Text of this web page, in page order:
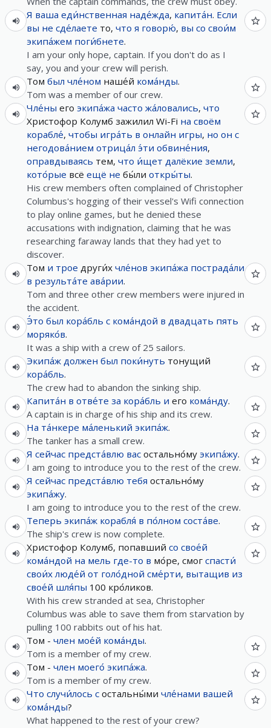
Я ваша еди́нственная наде́жда, капита́н. Если
вы не сде́лаете то, что я говорю́, вы со свои́м
экипа́жем поги́бнете.
I am your only hope, captain. If you don't do as I
say, you and your crew will perish.
Том был чле́ном наше́й кома́нды.
Tom was a member of our crew.
Чле́ны его экипа́жа часто жа́ловались, что
Христофор Колумб зажилил Wi-Fi на своём
корабле́, чтобы игра́ть в онлайн игры, но он с
негодова́нием отрица́л э́ти обвине́ния,
оправдываясь тем, что и́щет далёкие земли,
кото́рые всё ещё не бы́ли откры́ты.
His crew members often complained of Christopher
Columbus's hogging of their vessel's Wifi connection
to play online games, but he denied these
accusations with indignation, claiming that he was
researching faraway lands that they had yet to
discover.
Том и трое други́х чле́нов экипа́жа пострада́ли
в результа́те ава́рии.
Tom and three other crew members were injured in
the accident.
Э́то был кора́бль с кома́ндой в двадцать пять
моряко́в.
It was a ship with a crew of 25 sailors.
Экипа́ж должен был поки́нуть тонущий
кора́бль.
The crew had to abandon the sinking ship.
Капита́н в отве́те за кора́бль и его кома́нду.
A captain is in charge of his ship and its crew.
На та́нкере ма́ленький экипа́ж.
The tanker has a small crew.
Я сейчас предста́влю вас остально́му экипа́жу.
I am going to introduce you to the rest of the crew.
Я сейчас предста́влю тебя остально́му
экипа́жу.
I am going to introduce you to the rest of the crew.
Теперь экипа́ж корабля́ в по́лном соста́ве.
The ship's crew is now complete.
Христофор Колумб, попавший со свое́й
кома́ндой на мель где-то в мо́ре, смог спасти́
свои́х люде́й от голо́дной сме́рти, вытащив из
свое́й шля́пы 100 кро́ликов.
With his crew stranded at sea, Christopher
Columbus was able to save them from starvation by
pulling 100 rabbits out of his hat.
Том - член мое́й кома́нды.
Tom is a member of my crew.
Том - член моего́ экипа́жа.
Tom is a member of my crew.
Что случи́лось с остальны́ми чле́нами вашей
кома́нды?
What happened to the rest of your crew?